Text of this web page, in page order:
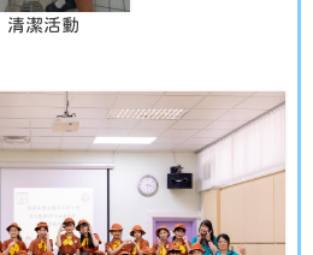
清潔活動